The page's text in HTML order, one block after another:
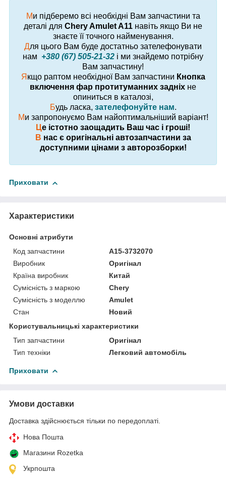
Ми підберемо всі необхідні Вам запчастини та
деталі для Chery Amulet A11 навіть якщо Ви не
знаєте її точного найменування.
Для цього Вам буде достатньо зателефонувати
нам +380 (67) 505-21-32 і ми знайдемо потрібну
Вам запчастину!
Я кщо раптом необхідної Вам запчастини Кнопка
включення фар протитуманних задніх не
опиниться в каталозі,
Будь ласка, зателефонуйте нам.
Ми запропонуємо Вам найоптимальніший варіант!
Це істотно заощадить Ваш час і гроші!
В нас є оригінальні автозапчастини за
доступними цінами з авторозборки!
Приховати
Характеристики
Основні атрибути
Код запчастини
A15-3732070
Виробник
Оригінал
Країна виробник
Китай
Сумісність з маркою
Chery
Сумісність з моделлю
Amulet
Стан
Новий
Користувальницькі характеристики
Тип запчастини
Оригінал
Тип техніки
Легковий автомобіль
Приховати
Умови доставки
Доставка здійснюється тільки по передоплаті.
Нова Пошта
Магазини Rozetka
Укрпошта